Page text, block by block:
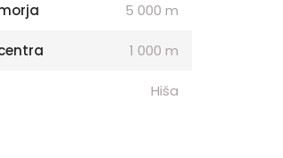
5 000 m
1 000 m
Hiša